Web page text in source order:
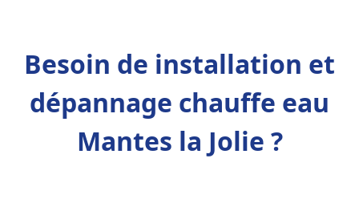
Besoin de installation et
dépannage chauffe eau
Mantes la Jolie ?